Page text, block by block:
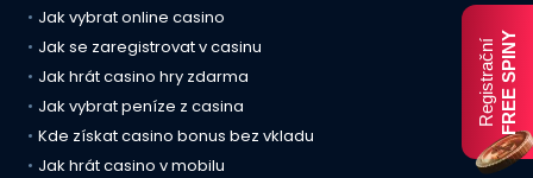
RegistračníFREE SPINY
Jak vybrat online casino
Jak se zaregistrovat v casinu
Jak hrát casino hry zdarma
Jak vybrat peníze z casina
Kde získat casino bonus bez vkladu
Jak hrát casino v mobilu